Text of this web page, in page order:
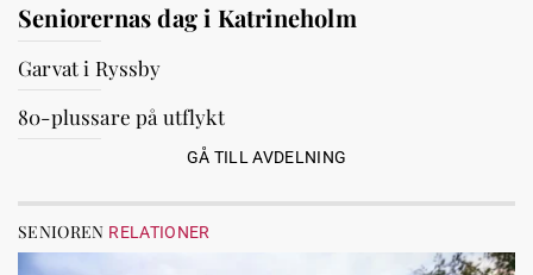
Seniorernas dag i Katrineholm
Garvat i Ryssby
80-plussare på utflykt
GÅ TILL AVDELNING
SENIOREN RELATIONER